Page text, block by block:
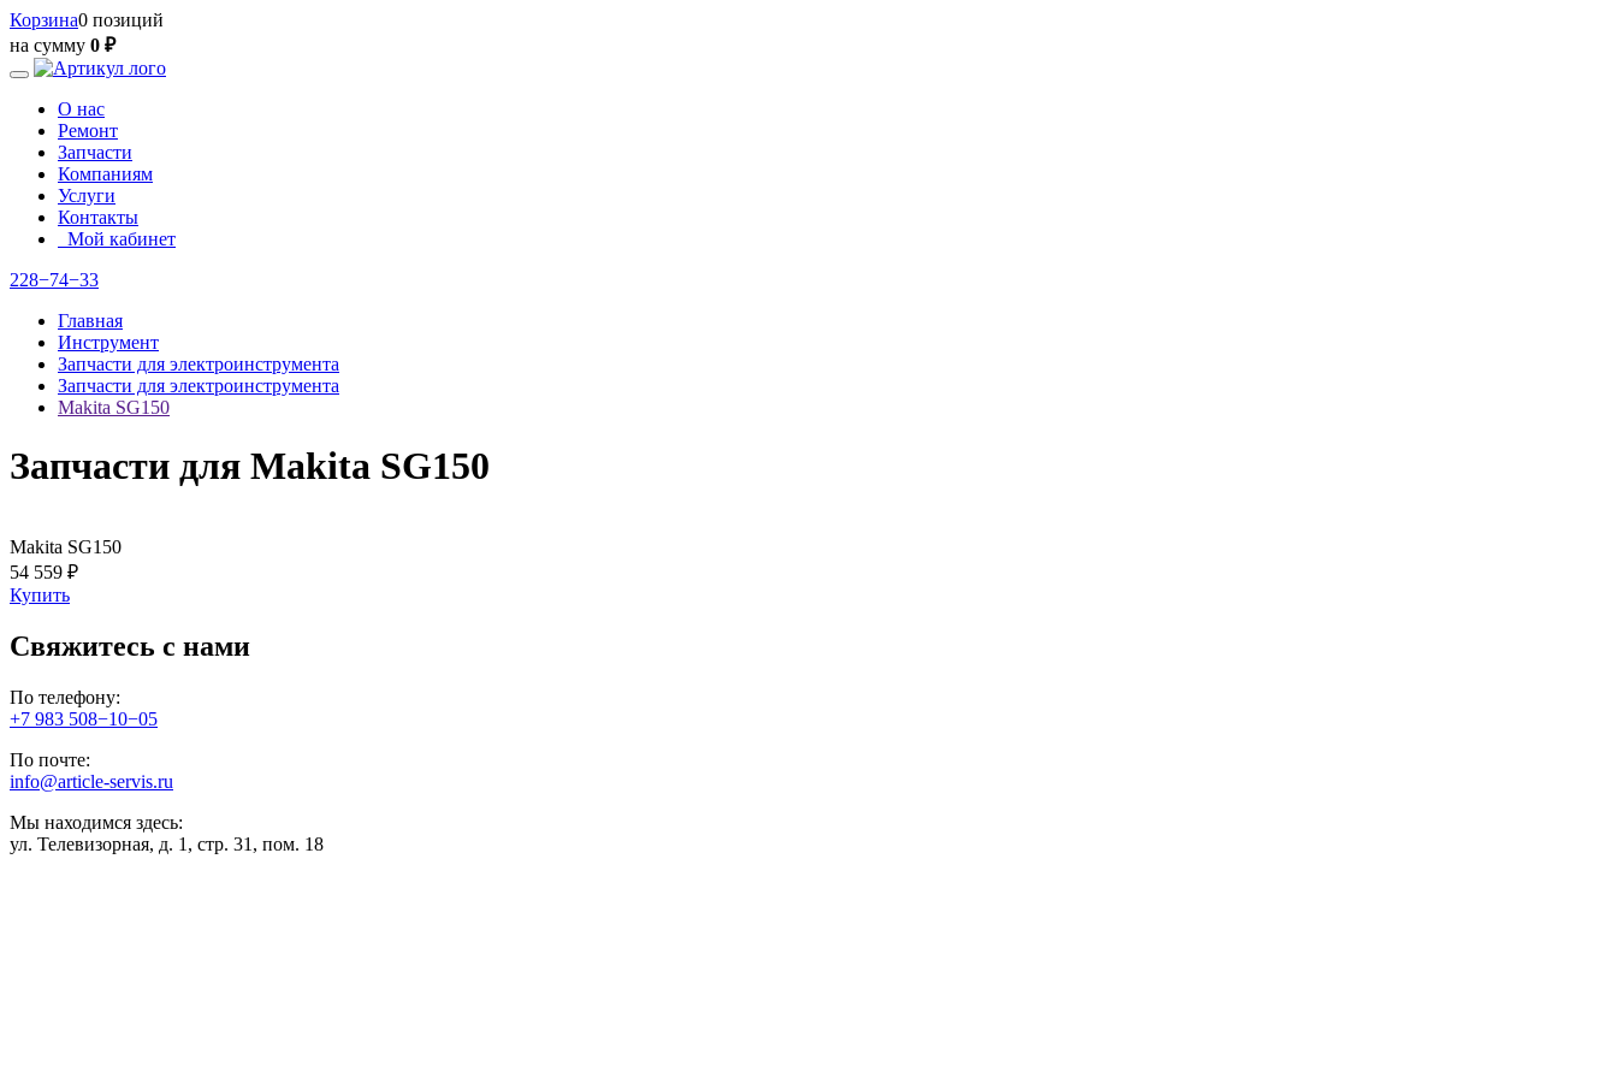
Корзина0 позиций
на сумму 0 ₽
О нас
Ремонт
Запчасти
Компаниям
Услуги
Контакты
Мой кабинет
228−74−33
Главная
Инструмент
Запчасти для электроинструмента
Запчасти для электроинструмента
Makita SG150
Запчасти для Makita SG150
Makita SG150
54 559 ₽
Купить
Свяжитесь с нами
По телефону:
+7 983 508−10−05
По почте:
info@article-servis.ru
Мы находимся здесь:
ул. Телевизорная, д. 1, стр. 31, пом. 18